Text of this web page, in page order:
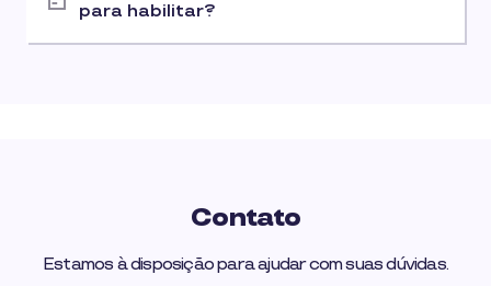
para habilitar?
Contato
Estamos à disposição para ajudar com suas dúvidas.